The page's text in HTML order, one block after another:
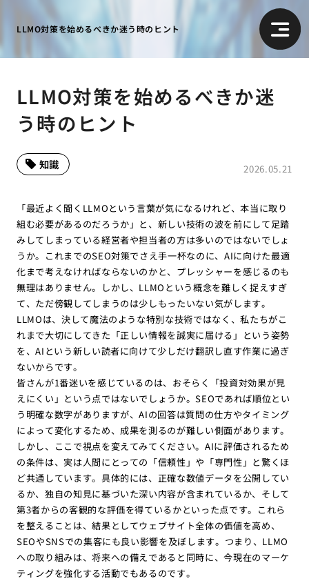
LLMO対策を始めるべきか迷う時のヒント
LLMO対策を始めるべきか迷
う時のヒント
2026.05.21
知識
「最近よく聞くLLMOという言葉が気になるけれど、本当に取り
組む必要があるのだろうか」と、新しい技術の波を前にして足踏
みしてしまっている経営者や担当者の方は多いのではないでしょ
うか。これまでのSEO対策でさえ手一杯なのに、AIに向けた最適
化まで考えなければならないのかと、プレッシャーを感じるのも
無理はありません。しかし、LLMOという概念を難しく捉えすぎ
て、ただ傍観してしまうのは少しもったいない気がします。
LLMOは、決して魔法のような特別な技術ではなく、私たちがこ
れまで大切にしてきた「正しい情報を誠実に届ける」という姿勢
を、AIという新しい読者に向けて少しだけ翻訳し直す作業に過ぎ
ないからです。
皆さんが1番迷いを感じているのは、おそらく「投資対効果が見
えにくい」という点ではないでしょうか。SEOであれば順位とい
う明確な数字がありますが、AIの回答は質問の仕方やタイミング
によって変化するため、成果を測るのが難しい側面があります。
しかし、ここで視点を変えてみてください。AIに評価されるため
の条件は、実は人間にとっての「信頼性」や「専門性」と驚くほ
ど共通しています。具体的には、正確な数値データを公開してい
るか、独自の知見に基づいた深い内容が含まれているか、そして
第3者からの客観的な評価を得ているかといった点です。これら
を整えることは、結果としてウェブサイト全体の価値を高め、
SEOやSNSでの集客にも良い影響を及ぼします。つまり、LLMO
への取り組みは、将来への備えであると同時に、今現在のマーケ
ティングを強化する活動でもあるのです。